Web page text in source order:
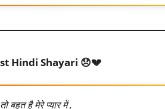
Hindi Shayari 😞💔
बहुत है मेरे प्यार में ,